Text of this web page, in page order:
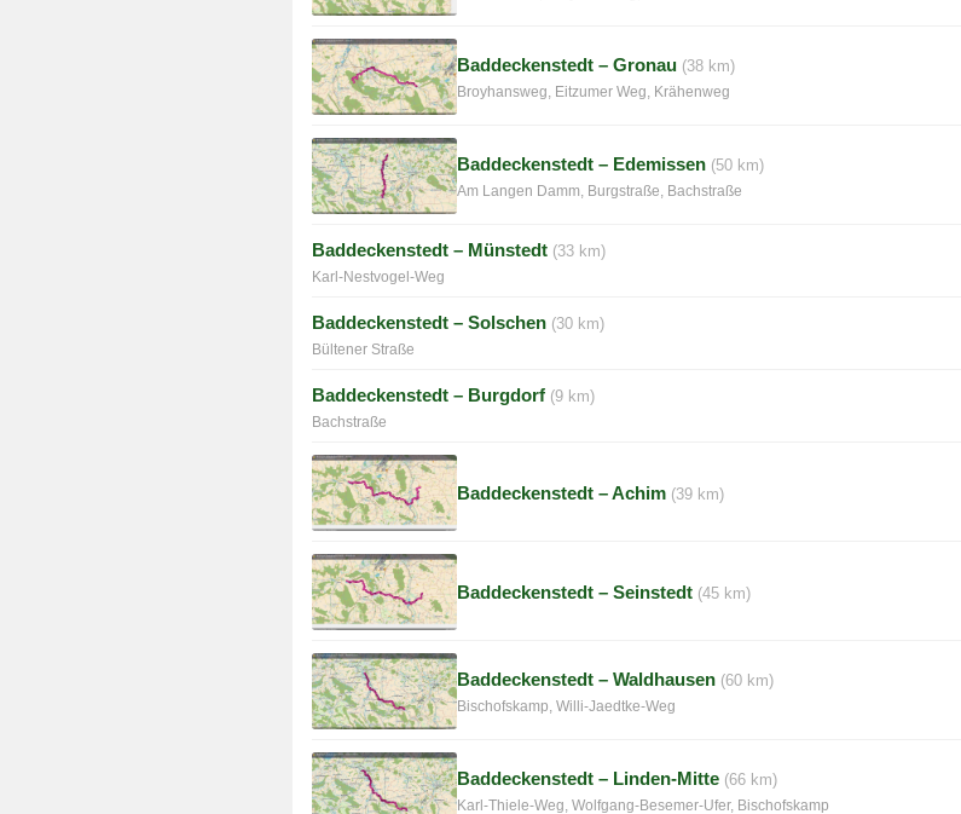
Baddeckenstedt – Gronau (38 km)
Broyhansweg, Eitzumer Weg, Krähenweg
Baddeckenstedt – Edemissen (50 km)
Am Langen Damm, Burgstraße, Bachstraße
Baddeckenstedt – Münstedt (33 km)
Karl-Nestvogel-Weg
Baddeckenstedt – Solschen (30 km)
Bültener Straße
Baddeckenstedt – Burgdorf (9 km)
Bachstraße
Baddeckenstedt – Achim (39 km)
Baddeckenstedt – Seinstedt (45 km)
Baddeckenstedt – Waldhausen (60 km)
Bischofskamp, Willi-Jaedtke-Weg
Baddeckenstedt – Linden-Mitte (66 km)
Karl-Thiele-Weg, Wolfgang-Besemer-Ufer, Bischofskamp